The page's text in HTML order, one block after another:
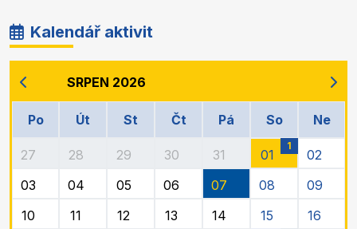
Kalendář aktivit
SRPEN 2026
Po Út St Čt Pá So Ne
27 28 29 30 31 01
1
02
03
04 05 06 07 08
09
10
11 12 13 14 15
16